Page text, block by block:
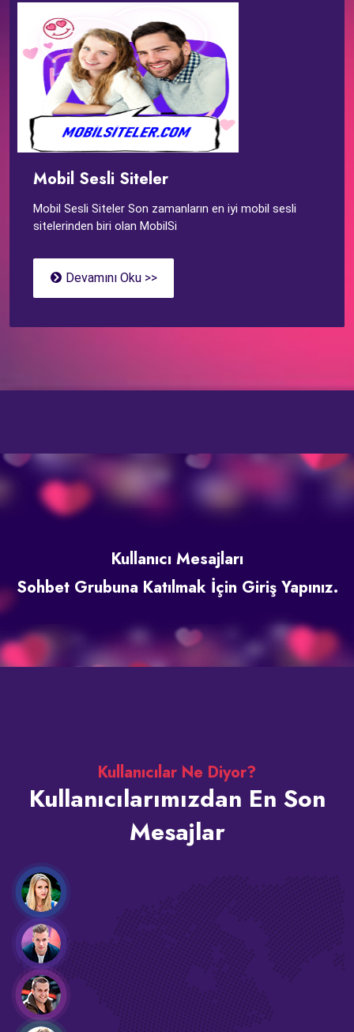
Mobil Sesli Siteler
Mobil Sesli Siteler Son zamanların en iyi mobil sesli
sitelerinden biri olan MobilSi
Devamını Oku >>
Kullanıcı Mesajları
Sohbet Grubuna Katılmak İçin Giriş Yapınız.
Kullanıcılar Ne Diyor?
Kullanıcılarımızdan En Son
Mesajlar